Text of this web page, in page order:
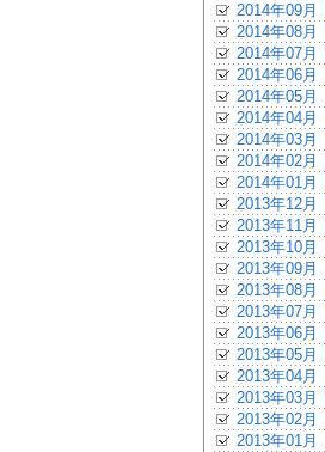
2014年09月
2014年08月
2014年07月
2014年06月
2014年05月
2014年04月
2014年03月
2014年02月
2014年01月
2013年12月
2013年11月
2013年10月
2013年09月
2013年08月
2013年07月
2013年06月
2013年05月
2013年04月
2013年03月
2013年02月
2013年01月